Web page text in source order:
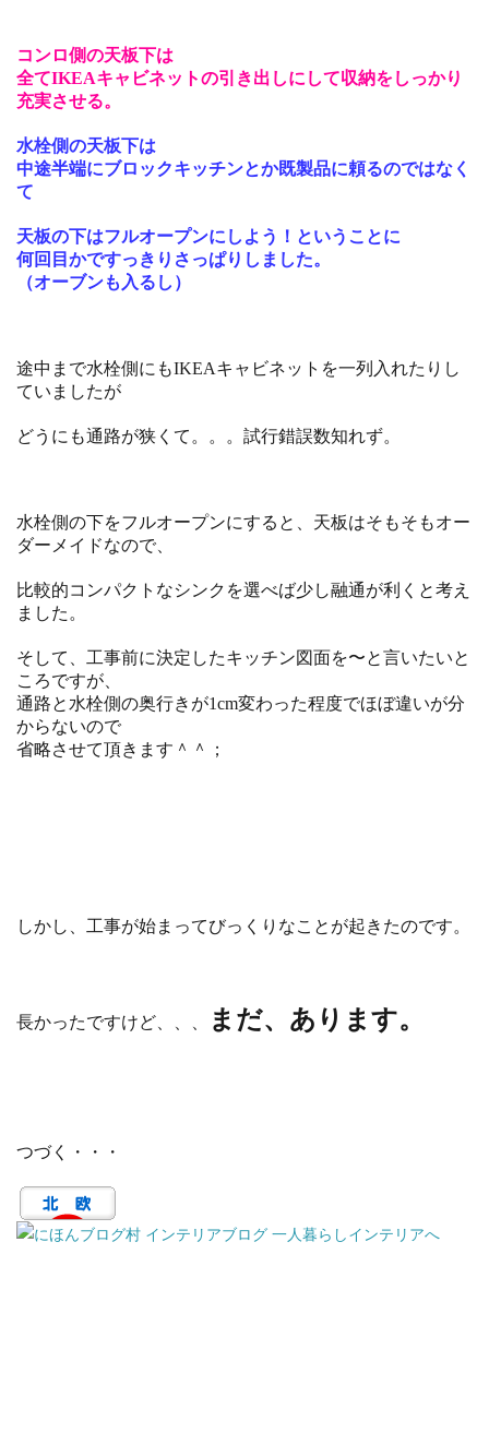
コンロ側の天板下は
全てIKEAキャビネットの引き出しにして収納をしっかり
充実させる。
水栓側の天板下は
中途半端にブロックキッチンとか既製品に頼るのではなく
て
天板の下はフルオープンにしよう！ということに
何回目かですっきりさっぱりしました。
（オーブンも入るし）
途中まで水栓側にもIKEAキャビネットを一列入れたりし
ていましたが
どうにも通路が狭くて。。。試行錯誤数知れず。
水栓側の下をフルオープンにすると、天板はそもそもオー
ダーメイドなので、
比較的コンパクトなシンクを選べば少し融通が利くと考え
ました。
そして、工事前に決定したキッチン図面を〜と言いたいと
ころですが、
通路と水栓側の奥行きが1cm変わった程度でほぼ違いが分
からないので
省略させて頂きます＾＾；
しかし、工事が始まってびっくりなことが起きたのです。
長かったですけど、、、 まだ、あります。
つづく・・・